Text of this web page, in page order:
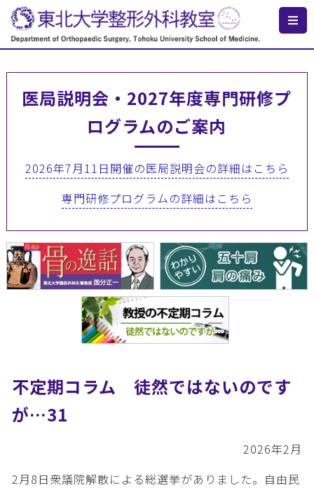
医局説明会・2027年度専門研修プ
ログラムのご案内
2026年7月11日開催の医局説明会の詳細はこちら
専門研修プログラムの詳細はこちら
不定期コラム 徒然ではないのです
が…31
2026年2月
2月8日衆議院解散による総選挙がありました。自由民